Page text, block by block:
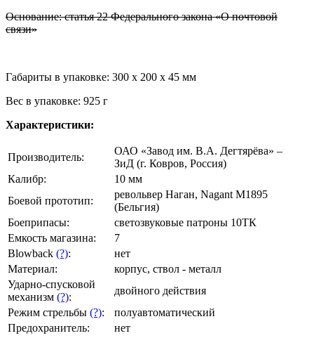
Основание: статья 22 Федерального закона «О почтовой
связи»
Габариты в упаковке: 300 x 200 x 45 мм
Вес в упаковке: 925 г
Характеристики:
Производитель:
ОАО «Завод им. В.А. Дегтярёва» –
ЗиД (г. Ковров, Россия)
Калибр:
10 мм
Боевой прототип:
револьвер Наган, Nagant M1895
(Бельгия)
Боеприпасы:
светозвуковые патроны 10ТК
Емкость магазина:
7
Blowback (?):
нет
Материал:
корпус, ствол - металл
Ударно-спусковой
механизм (?):
двойного действия
Режим стрельбы (?):
полуавтоматический
Предохранитель:
нет